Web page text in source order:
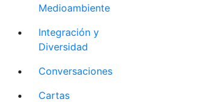
Medioambiente
Integración y
Diversidad
Conversaciones
Cartas